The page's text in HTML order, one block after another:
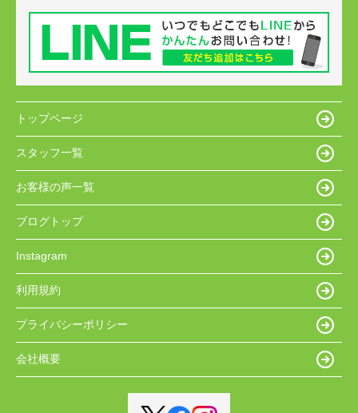
トップページ
スタッフ一覧
お客様の声一覧
ブログトップ
Instagram
利用規約
プライバシーポリシー
会社概要